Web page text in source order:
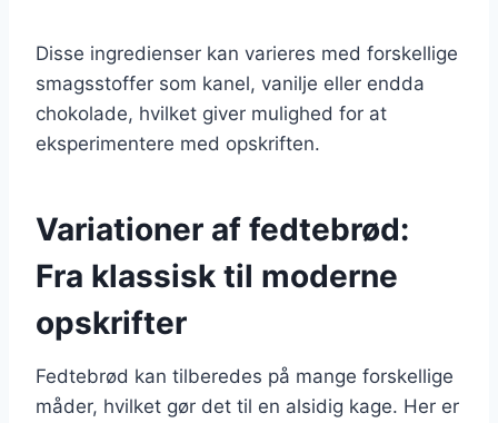
Disse ingredienser kan varieres med forskellige
smagsstoffer som kanel, vanilje eller endda
chokolade, hvilket giver mulighed for at
eksperimentere med opskriften.
Variationer af fedtebrød:
Fra klassisk til moderne
opskrifter
Fedtebrød kan tilberedes på mange forskellige
måder, hvilket gør det til en alsidig kage. Her er